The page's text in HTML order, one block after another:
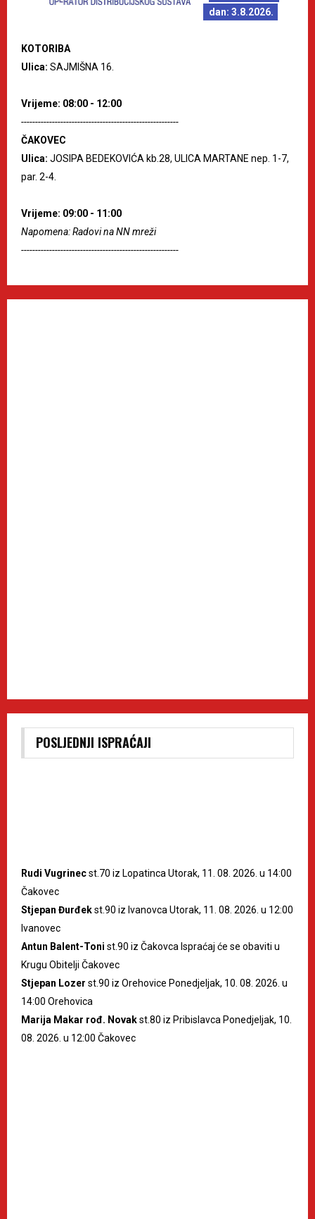
dan: 3.8.2026.
KOTORIBA
Ulica: SAJMIŠNA 16.
Vrijeme: 08:00 - 12:00
--------------------------------------------------------
ČAKOVEC
Ulica: JOSIPA BEDEKOVIĆA kb.28, ULICA MARTANE nep. 1-7,
par. 2-4.
Vrijeme: 09:00 - 11:00
Napomena: Radovi na NN mreži
--------------------------------------------------------
POSLJEDNJI ISPRAĆAJI
Rudi Vugrinecst.70 iz Lopatinca Utorak, 11. 08. 2026. u 14:00
Čakovec
Stjepan Đurđekst.90 iz Ivanovca Utorak, 11. 08. 2026. u 12:00
Ivanovec
Antun Balent-Toni st.90 iz Čakovca Ispraćaj će se obaviti u
Krugu Obitelji Čakovec
Stjepan Lozer st.90 iz Orehovice Ponedjeljak, 10. 08. 2026. u
14:00 Orehovica
Marija Makar rođ. Novakst.80 iz Pribislavca Ponedjeljak, 10.
08. 2026. u 12:00 Čakovec